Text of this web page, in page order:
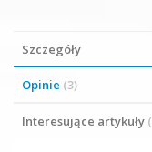
Szczegóły
Opinie 3
Interesujące artykuły